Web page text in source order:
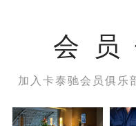
会员
加入卡泰驰会员俱乐